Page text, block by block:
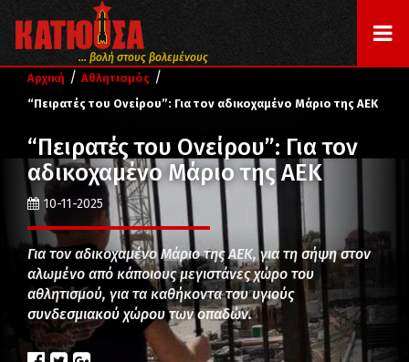
... βολή στους βολεμένους
Αρχική / Αθλητισμός /
“Πειρατές του Ονείρου”: Για τον αδικοχαμένο Μάριο της ΑΕΚ
“Πειρατές του Ονείρου”: Για τον
αδικοχαμένο Μάριο της ΑΕΚ
10-11-2025
Για τον αδικοχαμένο Μάριο της ΑΕΚ, για τη σήψη στον
αλωμένο από κάποιους μεγιστάνες χώρο του
αθλητισμού, για τα καθήκοντα του υγιούς
συνδεσμιακού χώρου των οπαδών.